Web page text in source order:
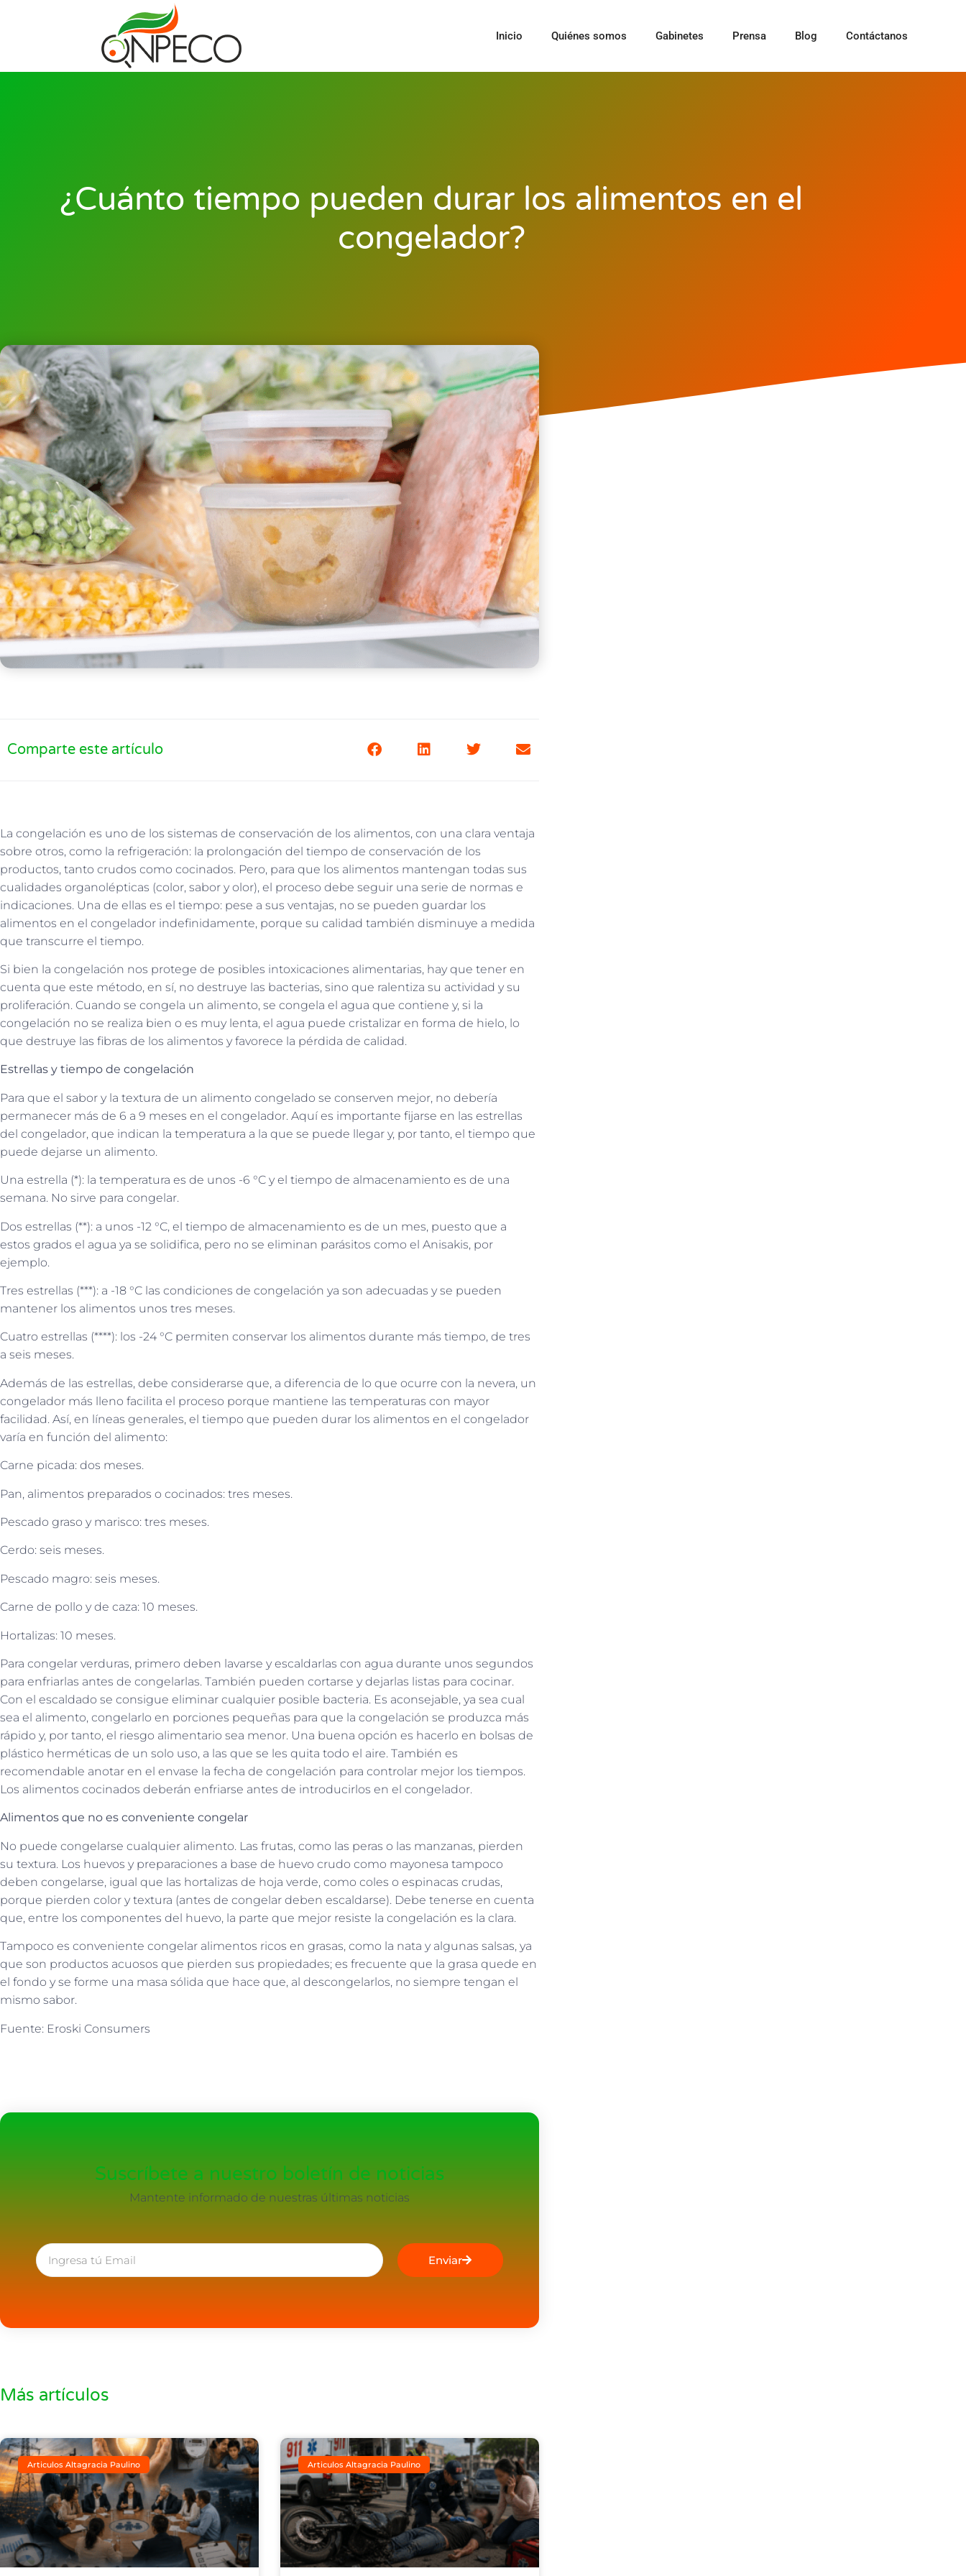
Inicio Quiénes somos Gabinetes Prensa Blog Contáctanos
¿Cuánto tiempo pueden durar los alimentos en el
congelador?
Comparte este artículo
La congelación es uno de los sistemas de conservación de los alimentos, con una clara ventaja
sobre otros, como la refrigeración: la prolongación del tiempo de conservación de los
productos, tanto crudos como cocinados. Pero, para que los alimentos mantengan todas sus
cualidades organolépticas (color, sabor y olor), el proceso debe seguir una serie de normas e
indicaciones. Una de ellas es el tiempo: pese a sus ventajas, no se pueden guardar los
alimentos en el congelador indefinidamente, porque su calidad también disminuye a medida
que transcurre el tiempo.
Si bien la congelación nos protege de posibles intoxicaciones alimentarias, hay que tener en
cuenta que este método, en sí, no destruye las bacterias, sino que ralentiza su actividad y su
proliferación. Cuando se congela un alimento, se congela el agua que contiene y, si la
congelación no se realiza bien o es muy lenta, el agua puede cristalizar en forma de hielo, lo
que destruye las fibras de los alimentos y favorece la pérdida de calidad.
Estrellas y tiempo de congelación
Para que el sabor y la textura de un alimento congelado se conserven mejor, no debería
permanecer más de 6 a 9 meses en el congelador. Aquí es importante fijarse en las estrellas
del congelador, que indican la temperatura a la que se puede llegar y, por tanto, el tiempo que
puede dejarse un alimento.
Una estrella (*): la temperatura es de unos -6 °C y el tiempo de almacenamiento es de una
semana. No sirve para congelar.
Dos estrellas (**): a unos -12 °C, el tiempo de almacenamiento es de un mes, puesto que a
estos grados el agua ya se solidifica, pero no se eliminan parásitos como el Anisakis, por
ejemplo.
Tres estrellas (***): a -18 °C las condiciones de congelación ya son adecuadas y se pueden
mantener los alimentos unos tres meses.
Cuatro estrellas (****): los -24 °C permiten conservar los alimentos durante más tiempo, de tres
a seis meses.
Además de las estrellas, debe considerarse que, a diferencia de lo que ocurre con la nevera, un
congelador más lleno facilita el proceso porque mantiene las temperaturas con mayor
facilidad. Así, en líneas generales, el tiempo que pueden durar los alimentos en el congelador
varía en función del alimento:
Carne picada: dos meses.
Pan, alimentos preparados o cocinados: tres meses.
Pescado graso y marisco: tres meses.
Cerdo: seis meses.
Pescado magro: seis meses.
Carne de pollo y de caza: 10 meses.
Hortalizas: 10 meses.
Para congelar verduras, primero deben lavarse y escaldarlas con agua durante unos segundos
para enfriarlas antes de congelarlas. También pueden cortarse y dejarlas listas para cocinar.
Con el escaldado se consigue eliminar cualquier posible bacteria. Es aconsejable, ya sea cual
sea el alimento, congelarlo en porciones pequeñas para que la congelación se produzca más
rápido y, por tanto, el riesgo alimentario sea menor. Una buena opción es hacerlo en bolsas de
plástico herméticas de un solo uso, a las que se les quita todo el aire. También es
recomendable anotar en el envase la fecha de congelación para controlar mejor los tiempos.
Los alimentos cocinados deberán enfriarse antes de introducirlos en el congelador.
Alimentos que no es conveniente congelar
No puede congelarse cualquier alimento. Las frutas, como las peras o las manzanas, pierden
su textura. Los huevos y preparaciones a base de huevo crudo como mayonesa tampoco
deben congelarse, igual que las hortalizas de hoja verde, como coles o espinacas crudas,
porque pierden color y textura (antes de congelar deben escaldarse). Debe tenerse en cuenta
que, entre los componentes del huevo, la parte que mejor resiste la congelación es la clara.
Tampoco es conveniente congelar alimentos ricos en grasas, como la nata y algunas salsas, ya
que son productos acuosos que pierden sus propiedades; es frecuente que la grasa quede en
el fondo y se forme una masa sólida que hace que, al descongelarlos, no siempre tengan el
mismo sabor.
Fuente: Eroski Consumers
Suscríbete a nuestro boletín de noticias
Mantente informado de nuestras últimas noticias
Enviar
Más artículos
Articulos Altagracia Paulino Articulos Altagracia Paulino